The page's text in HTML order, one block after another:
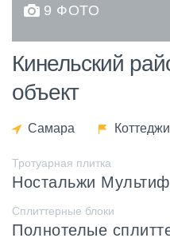
9 ФОТО
Кинельский
объект
Самара
Тротуарная плитка
Ностальжи
Сплиттерные блоки
Полнотелые